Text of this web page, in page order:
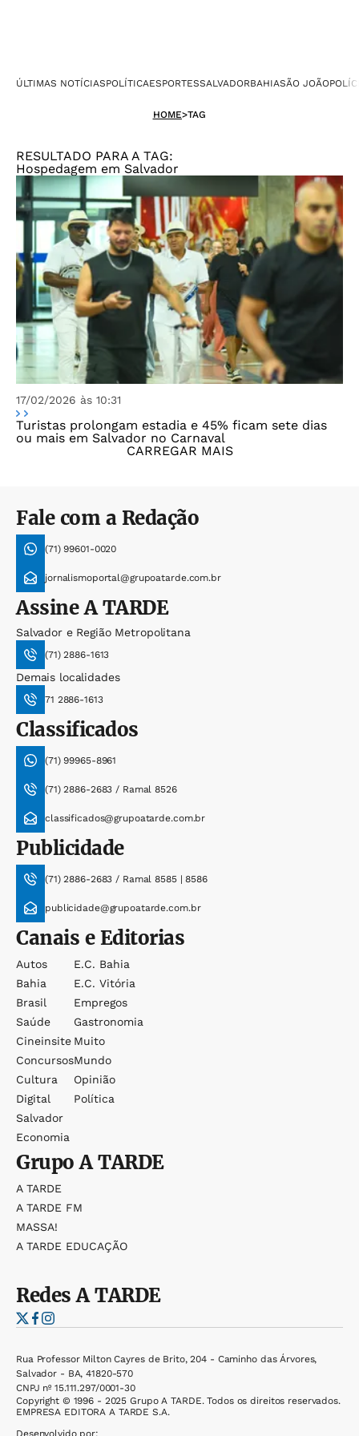
ÚLTIMAS NOTÍCIASPOLÍTICAESPORTESSALVADORBAHIASÃO JOÃO
HOME>TAG
RESULTADO PARA A TAG:
Hospedagem em Salvador
17/02/2026 às 10:31
Turistas prolongam estadia e 45% ficam sete dias
ou mais em Salvador no Carnaval
CARREGAR MAIS
Fale com a Redação
(71) 99601-0020
jornalismoportal@grupoatarde.com.br
AssineA TARDE
Salvador e Região Metropolitana
(71) 2886-1613
Demais localidades
71 2886-1613
Classificados
(71) 99965-8961
(71) 2886-2683 / Ramal 8526
classificados@grupoatarde.com.br
Publicidade
(71) 2886-2683 / Ramal 8585 | 8586
publicidade@grupoatarde.com.br
Canais e Editorias
Autos
Bahia
Brasil
Saúde
Cineinsite
Concursos
Cultura
Digital
Salvador
Economia
E.c. Bahia
E.c. Vitória
Empregos
Gastronomia
Muito
Mundo
Opinião
Política
GrupoA TARDE
A TARDE
A TARDE FM
MASSA!
A TARDE EDUCAÇÃO
RedesA TARDE
Rua Professor Milton Cayres de Brito, 204 - Caminho das Árvores,
Salvador - BA, 41820-570
CNPJ nº 15.111.297/0001-30
Copyright © 1996 - 2025 Grupo A TARDE. Todos os direitos reservados.
EMPRESA EDITORA A TARDE S.A.
Desenvolvido por: